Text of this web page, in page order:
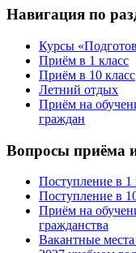
Навигация по
Курсы
Приём в 1 класс
Приём в 10 класс
Летний отдых
Приём на
граждан
Вопросы приёма
Поступление в 1
Поступление в
Приём на
гражданства
Вакантные